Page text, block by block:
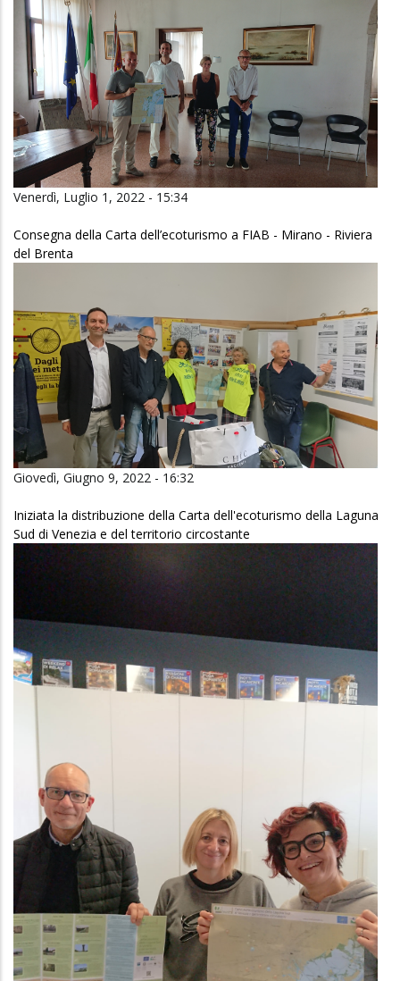
Venerdì, Luglio 1, 2022 - 15:34
Consegna della Carta dell’ecoturismo a FIAB - Mirano - Riviera
del Brenta
Giovedì, Giugno 9, 2022 - 16:32
Iniziata la distribuzione della Carta dell'ecoturismo della Laguna
Sud di Venezia e del territorio circostante